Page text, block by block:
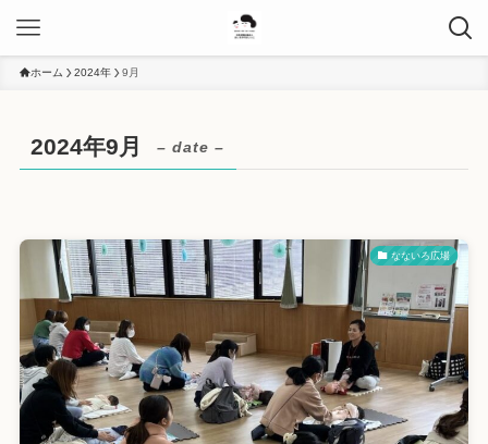
ホーム 2024年 9月
2024年9月 – date –
なないろ広場